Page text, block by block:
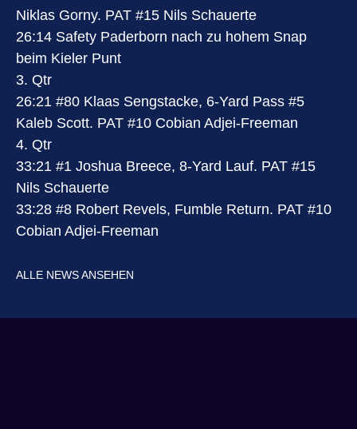
Niklas Gorny. PAT #15 Nils Schauerte
26:14 Safety Paderborn nach zu hohem Snap
beim Kieler Punt
3. Qtr
26:21 #80 Klaas Sengstacke, 6-Yard Pass #5
Kaleb Scott. PAT #10 Cobian Adjei-Freeman
4. Qtr
33:21 #1 Joshua Breece, 8-Yard Lauf. PAT #15
Nils Schauerte
33:28 #8 Robert Revels, Fumble Return. PAT #10
Cobian Adjei-Freeman
ALLE NEWS ANSEHEN